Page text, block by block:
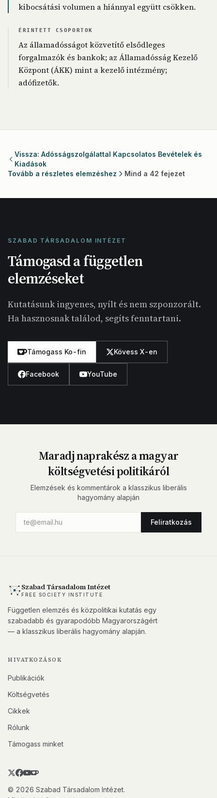
kibocsátási volumen a hiánnyal együtt csökken.
ÉRINTETT CSOPORTOK
Az államadósságot közvetítő elsődleges
forgalmazók és bankok; az Államadósság Kezelő
Központ (ÁKK) mint a kezelő intézmény;
adófizetők.
Vissza: Adósságszolgálattal Kapcsolatos Bevételek és
Kiadások
Tovább a részletes elemzéshez
Mind a 42 fejezet
SZABAD TÁRSADALOM INTÉZET
Támogasd a független
elemzéseket
Kutatásunk ingyenes, nyílt és nem szponzorált.
Ha hasznosnak találod, segíts fenntartani.
Támogass Ko-fin Kövess X-en
Facebook YouTube
Maradj naprakész a magyar
költségvetési politikáról
Elemzések és kommentárok a klasszikus liberális
hagyomány alapján
Feliratkozás
Szabad Társadalom Intézet
FREE SOCIETY INSTITUTE
Független elemzés és közpolitikai kutatás egy
szabadabb és gyarapodóbb Magyarországért
— a klasszikus liberális hagyomány alapján.
HIVATKOZÁSOK
Publikációk
Költségvetés
Cikkek
Rólunk
Támogass minket
© 2026 Szabad Társadalom Intézet.